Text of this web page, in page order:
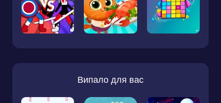
Випало для вас